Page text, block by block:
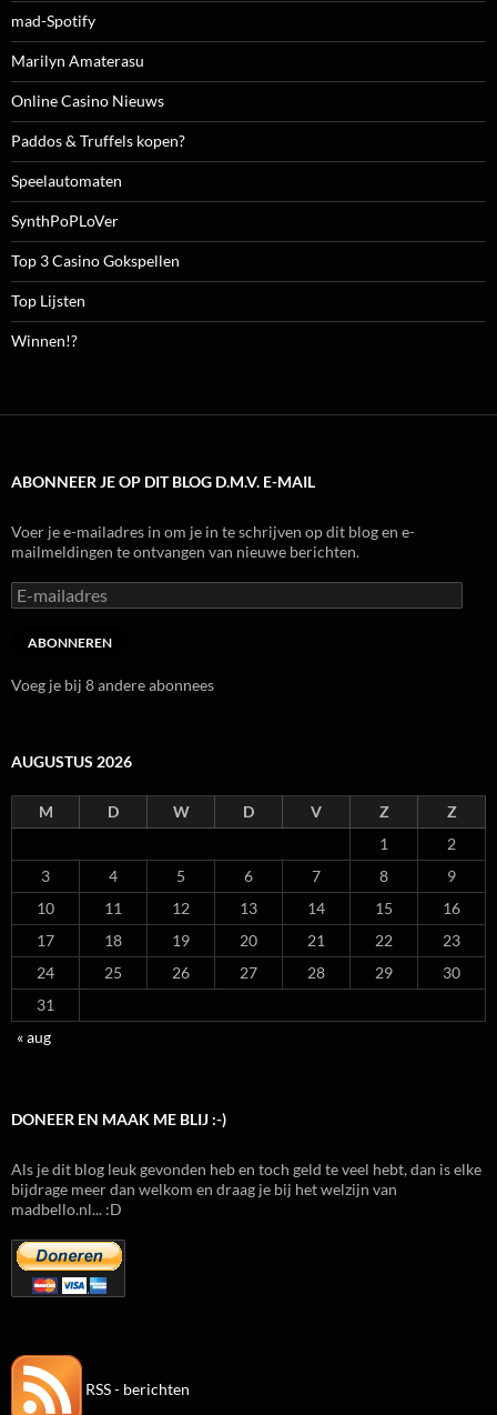
mad-Spotify
Marilyn Amaterasu
Online Casino Nieuws
Paddos & Truffels kopen?
Speelautomaten
SynthPoPLoVer
Top 3 Casino Gokspellen
Top Lijsten
Winnen!?
ABONNEER JE OP DIT BLOG D.M.V. E-MAIL
Voer je e-mailadres in om je in te schrijven op dit blog en e-
mailmeldingen te ontvangen van nieuwe berichten.
E-
mailadres
ABONNEREN
Voeg je bij 8 andere abonnees
AUGUSTUS 2026
M D W D V Z
Z
1
2
3
4 5 6 7 8
9
10
11 12 13 14 15
16
17
18 19 20 21 22
23
24
25 26 27 28 29
30
31
« aug
DONEER EN MAAK ME BLIJ :-)
Als je dit blog leuk gevonden heb en toch geld te veel hebt, dan is elke
bijdrage meer dan welkom en draag je bij het welzijn van
madbello.nl... :D
RSS - berichten